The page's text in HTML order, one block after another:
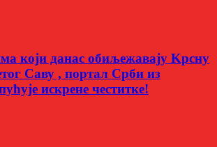
који данас обиљежавају Kрсну
Саву , портал Срби из
искрене честитке!